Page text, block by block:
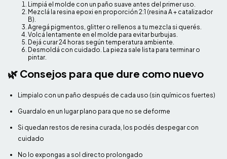
Limpiá el molde con un paño suave antes del primer uso.
Mezclá la resina epoxi en proporción 2:1 (resina A + catalizador
B).
Agregá pigmentos, glitter o rellenos a tu mezcla si querés.
Volcá lentamente en el molde para evitar burbujas.
Dejá curar 24 horas según temperatura ambiente.
Desmoldá con cuidado. La pieza sale lista para terminar o
pintar.
🌿 Consejos para que dure como nuevo
Limpialo con un paño después de cada uso (sin químicos fuertes)
Guardalo en un lugar plano para que no se deforme
Si quedan restos de resina curada, los podés despegar con
cuidado
No lo expongas a sol directo prolongado